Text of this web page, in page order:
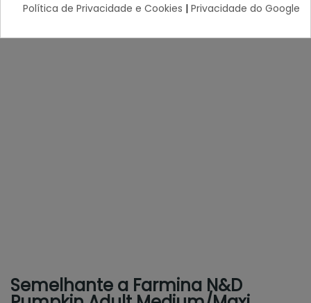
Semelhante a Farmina N&D
Política de Privacidade e Cookies | Privacidade do Google